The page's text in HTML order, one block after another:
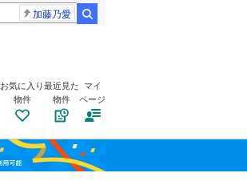
加藤乃愛
お気に入り
物件
最近見た
物件
マイ
ページ